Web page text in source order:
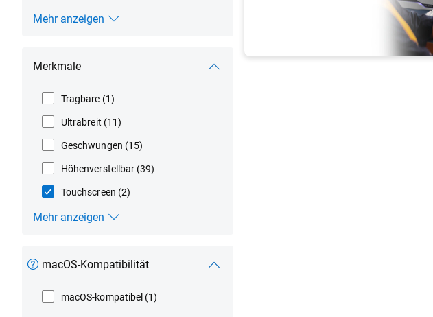
Mehr anzeigen
Merkmale
Tragbare (1)
Ultrabreit (11)
Geschwungen (15)
Höhenverstellbar (39)
Touchscreen (2)
Mehr anzeigen
macOS-Kompatibilität
macOS-kompatibel (1)